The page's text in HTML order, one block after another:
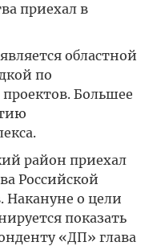
приехал в
областной
по
Большее
район приехал
Российской
Накануне о цели
показать
«ДП» глава